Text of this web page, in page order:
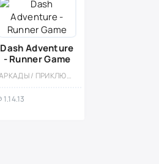
Dash Adventure
- Runner Game
АРКАДЫ / ПРИКЛЮЧЕНИЕ / РАННЕРЫ / ОДНОПОЛЬЗОВАТЕЛЬСКИЕ / ОФЛАЙН / КАЗУАЛЬНЫЕ
1.14.13